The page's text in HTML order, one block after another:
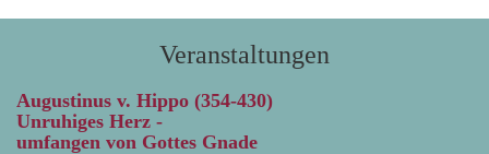
Veranstaltungen
Augustinus v. Hippo (354-430)
Unruhiges Herz -
umfangen von Gottes Gnade